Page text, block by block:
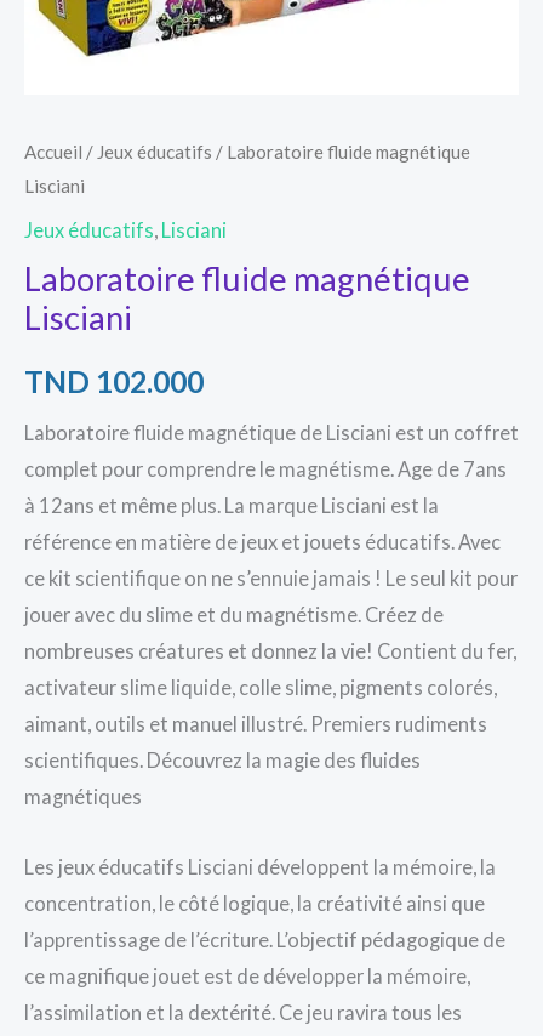
Accueil / Jeux éducatifs / Laboratoire fluide magnétique
Lisciani
Jeux éducatifs Lisciani
Laboratoire fluide magnétique
Lisciani
TND 102.000
Laboratoire fluide magnétique de Lisciani est un coffret
complet pour comprendre le magnétisme. Age de 7ans
à 12ans et même plus. La marque Lisciani est la
référence en matière de jeux et jouets éducatifs. Avec
ce kit scientifique on ne s’ennuie jamais ! Le seul kit pour
jouer avec du slime et du magnétisme. Créez de
nombreuses créatures et donnez la vie! Contient du fer,
activateur slime liquide, colle slime, pigments colorés,
aimant, outils et manuel illustré. Premiers rudiments
scientifiques. Découvrez la magie des fluides
magnétiques
Les jeux éducatifs Lisciani développent la mémoire, la
concentration, le côté logique, la créativité ainsi que
l’apprentissage de l’écriture. L’objectif pédagogique de
ce magnifique jouet est de développer la mémoire,
l’assimilation et la dextérité. Ce jeu ravira tous les